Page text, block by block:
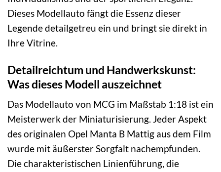
Dieses Modellauto fängt die Essenz dieser
Legende detailgetreu ein und bringt sie direkt in
Ihre Vitrine.
Detailreichtum und Handwerkskunst:
Was dieses Modell auszeichnet
Das Modellauto von MCG im Maßstab 1:18 ist ein
Meisterwerk der Miniaturisierung. Jeder Aspekt
des originalen Opel Manta B Mattig aus dem Film
wurde mit äußerster Sorgfalt nachempfunden.
Die charakteristischen Linienführung, die